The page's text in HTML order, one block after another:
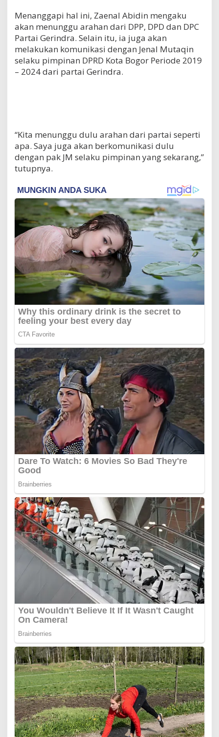
Menanggapi hal ini, Zaenal Abidin mengaku
akan menunggu arahan dari DPP, DPD dan DPC
Partai Gerindra. Selain itu, ia juga akan
melakukan komunikasi dengan Jenal Mutaqin
selaku pimpinan DPRD Kota Bogor Periode 2019
– 2024 dari partai Gerindra.
“Kita menunggu dulu arahan dari partai seperti
apa. Saya juga akan berkomunikasi dulu
dengan pak JM selaku pimpinan yang sekarang,”
tutupnya.